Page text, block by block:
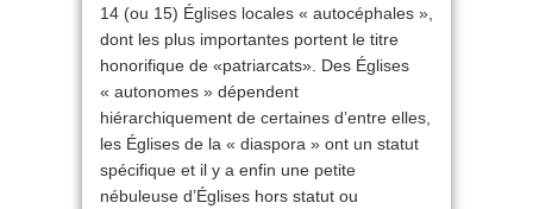
14 (ou 15) Églises locales « autocéphales »,
dont les plus importantes portent le titre
honorifique de «patriarcats». Des Églises
« autonomes » dépendent
hiérarchiquement de certaines d’entre elles,
les Églises de la « diaspora » ont un statut
spécifique et il y a enfin une petite
nébuleuse d’Églises hors statut ou